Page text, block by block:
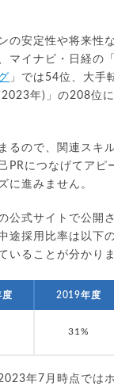
の安定性や将来性
マイナビ・日経の「
」では54位、大手
年)」の208位
るので、関連スキ
PRにつなげてアピ
に進みません。
公式サイトで公開
途採用比率は以下
いることが分かりま
度 2019年度
31%
年7月時点では